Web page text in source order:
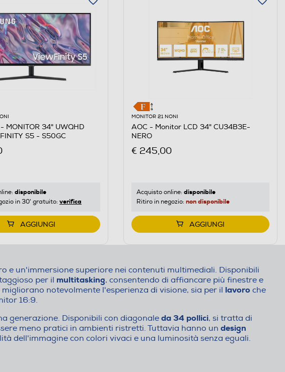
MONITOR 34" UWQHD
S5 - S50GC
disponibile
in 30' gratuito: verifica
AGGIUNGI
MONITOR 21 NONI
AOC - Monitor LCD 34" CU34B3E-
NERO
€ 245,00
Acquisto online: disponibile
Ritiro in negozio: non disponibile
AGGIUNGI
e un'immersione superiore nei contenuti multimediali. Disponibili
per il multitasking, consentendo di affiancare più finestre e
notevolmente l'esperienza di visione, sia per il lavoro che
16:9.
generazione. Disponibili con diagonale da 34 pollici, si tratta di
meno pratici in ambienti ristretti. Tuttavia hanno un design
dell'immagine con colori vivaci e una luminosità senza eguali.